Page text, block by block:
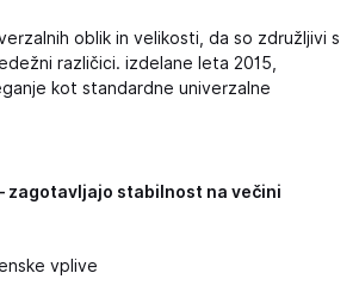
oblik in velikosti, da so združljivi s
različici. izdelane leta 2015,
kot standardne univerzalne
zagotavljajo stabilnost na večini
vplive